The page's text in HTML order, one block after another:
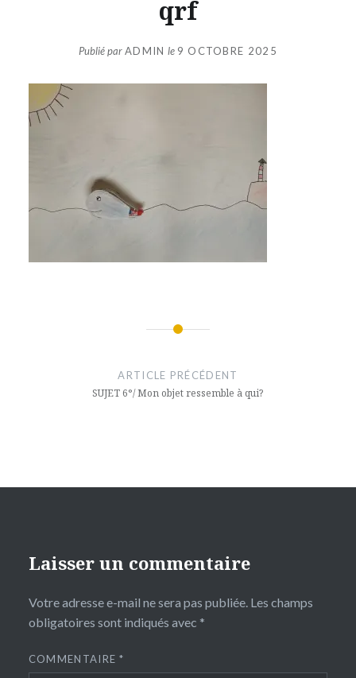
qrf
Publié parADMIN le 9 OCTOBRE 2025
ARTICLE PRÉCÉDENT
SUJET 6°/ Mon objet ressemble à qui?
Laisser un commentaire
Votre adresse e-mail ne sera pas publiée. Les champs
obligatoires sont indiqués avec *
COMMENTAIRE*